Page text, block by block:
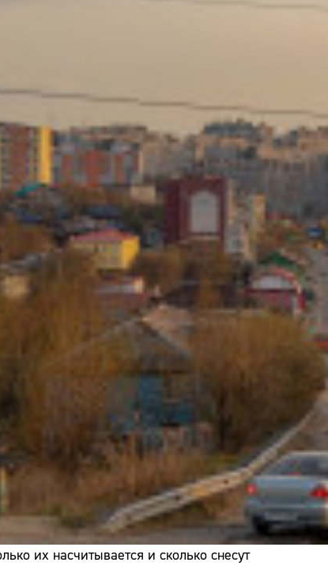
их насчитывается и сколько снесут
Сайт:
Адрес:
Телефон: